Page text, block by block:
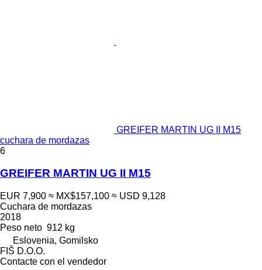
GREIFER MARTIN UG II M15
cuchara de mordazas
6
GREIFER MARTIN UG II M15
EUR 7,900 ≈ MX$157,100 ≈ USD 9,128
Cuchara de mordazas
2018
Peso neto 912 kg
Eslovenia, Gomilsko
FIŠ D.O.O.
Contacte con el vendedor